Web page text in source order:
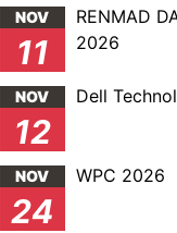
NOV
11
RENMAD
2026
NOV
12
Dell
NOV
24
WPC 2026